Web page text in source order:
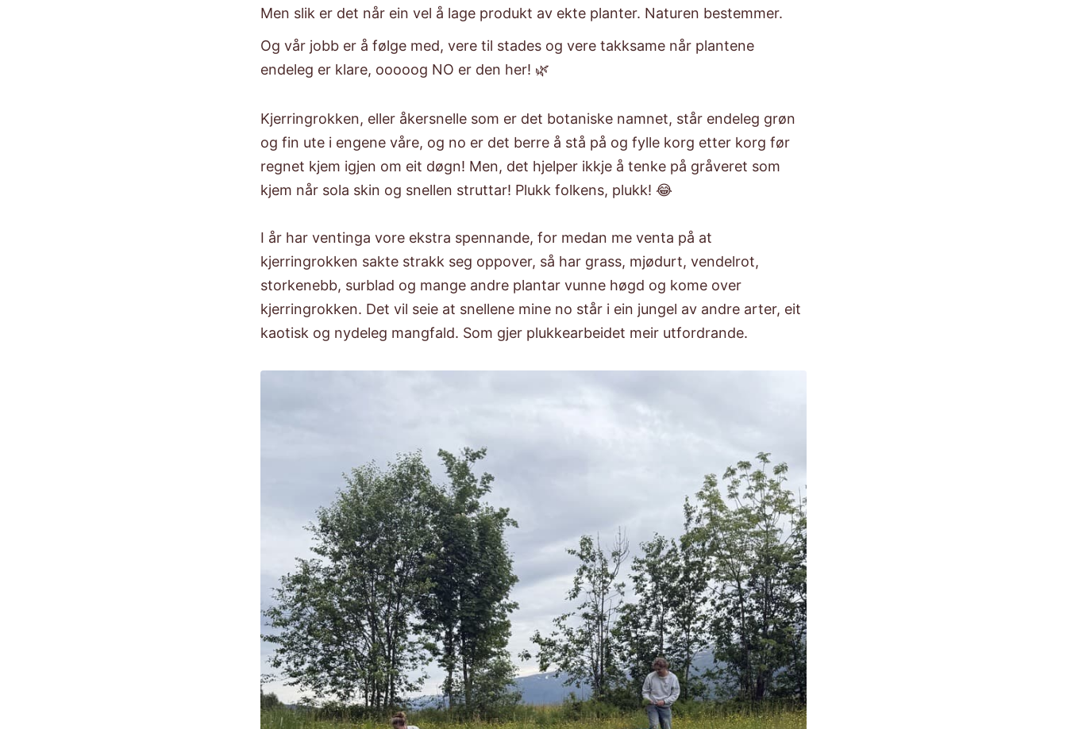
​Men slik er det når ein vel å lage produkt av ekte planter. Naturen bestemmer.
​Og vår jobb er å følge med, vere til stades og vere takksame når plantene
endeleg er klare, ooooog NO er den her! 🌿
Kjerringrokken, eller åkersnelle som er det botaniske namnet, står endeleg grøn
og fin ute i engene våre, og no er det berre å stå på og fylle korg etter korg før
regnet kjem igjen om eit døgn! Men, det hjelper ikkje å tenke på gråveret som
kjem når sola skin og snellen struttar! Plukk folkens, plukk! 😂
​I år har ventinga vore ekstra spennande, for medan me venta på at
kjerringrokken sakte strakk seg oppover, så har grass, mjødurt, vendelrot,
storkenebb, surblad og mange andre plantar vunne høgd og kome over
kjerringrokken. Det vil seie at snellene mine no står i ein jungel av andre arter, eit
kaotisk og nydeleg mangfald. Som gjer plukkearbeidet meir utfordrande.